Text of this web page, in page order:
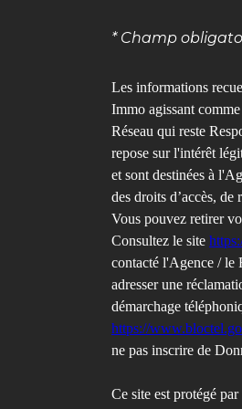
* Champ
Les informations
Immo agissant
Réseau qui reste
repose sur l'intérêt
et sont destinées à
des droits d’accès,
Vous pouvez retirer
Consultez le site
contacté l'Agence / le
adresser une
démarchage
https://
ne pas inscrire de
Ce site est protégé